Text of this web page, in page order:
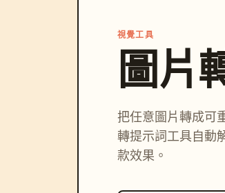
視覺工具
圖片
把任意圖片轉成可
轉提示詞工具自動
款效果。